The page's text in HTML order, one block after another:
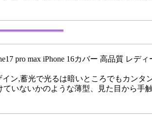
pro max iPhone 16カバー 高品質 レデ
ン,蓄光で光るは暗いところでもカン
ていないかのような薄型、見た目から手